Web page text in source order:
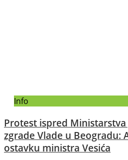
Info
Protest ispred
zgrade Vlade u Beogradu:
ostavku ministra Vesića